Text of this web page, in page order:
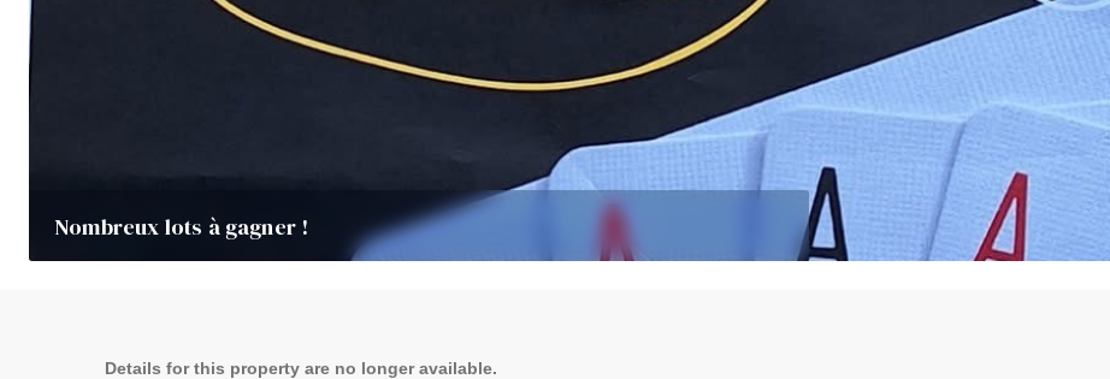
Nombreux lots à gagner !
Details for this property are no longer available.